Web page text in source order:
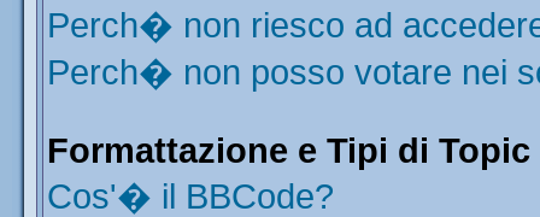
Perch� non riesco ad
Perch� non posso votare nei
Formattazione e Tipi di Topic
Cos'� il BBCode?